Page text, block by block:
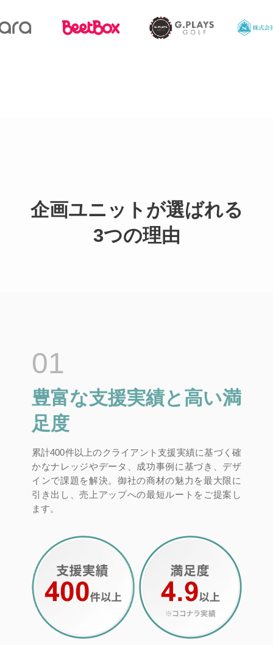
企画ユニットが選ばれる
3つの理由
01
豊富な支援実績と高い満
足度
累計400件以上のクライアント支援実績に基づく確
かなナレッジやデータ、成功事例に基づき、デザ
インで課題を解決。御社の商材の魅力を最大限に
引き出し、売上アップへの最短ルートをご提案し
ます。